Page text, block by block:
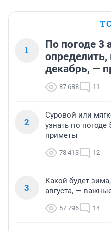
1
По погоде 3
декабрь, —
87 688 11
2
Суровой или
узнать по
приметы
78 413 12
3
Какой будет
августа, —
57 796 14